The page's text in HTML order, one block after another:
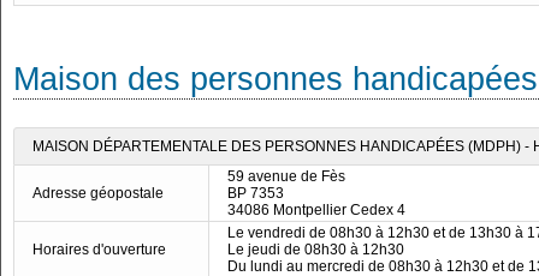
Maison des personnes
MAISON DÉPARTEMENTALE DES PERSONNES HANDICAPÉES (MDPH) -
Adresse géopostale
59 avenue de Fès
BP 7353
34086 Montpellier Cedex 4
Horaires d'ouverture
Le vendredi de 08h30 à 12h30 et de 13h30 à
Le jeudi de 08h30 à 12h30
Du lundi au mercredi de 08h30 à 12h30 et de